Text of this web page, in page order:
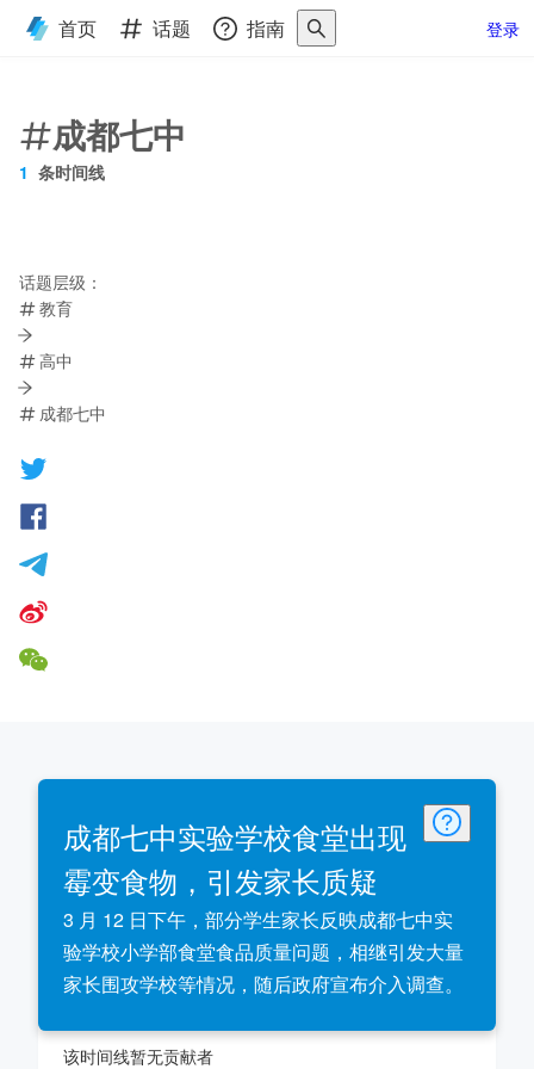
首页 话题 指南 登录
成都七中
1 条时间线
话题层级：
教育
高中
成都七中
成都七中实验学校食堂出现
霉变食物，引发家长质疑
3 月 12 日下午，部分学生家长反映成都七中实
验学校小学部食堂食品质量问题，相继引发大量
家长围攻学校等情况，随后政府宣布介入调查。
该时间线暂无贡献者